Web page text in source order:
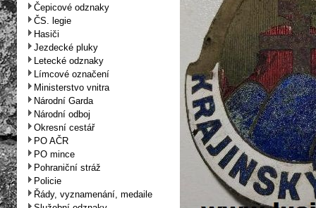
Čepicové odznaky
ČS. legie
Hasiči
Jezdecké pluky
Letecké odznaky
Límcové označení
Ministerstvo vnitra
Národní Garda
Národní odboj
Okresní cestář
PO AČR
PO mince
Pohraniční stráž
Policie
Řády, vyznamenání, medaile